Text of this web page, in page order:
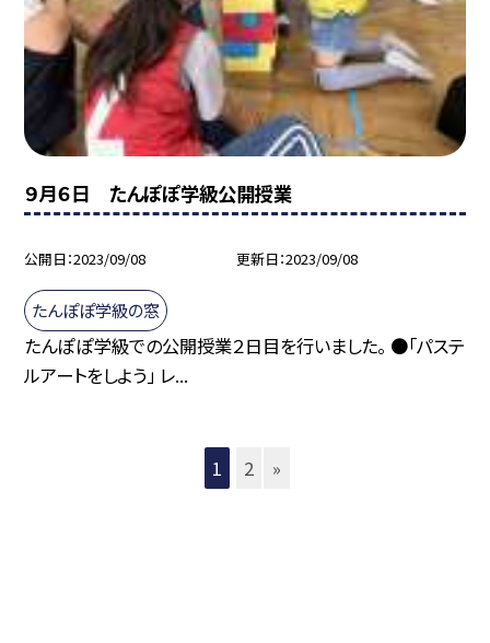
９月６日 たんぽぽ学級公開授業
公開日 2023/09/08 更新日 2023/09/08
たんぽぽ学級の窓
たんぽぽ学級での公開授業２日目を行いました。 ●「パステ
ルアートをしよう」 レ...
1 2 »